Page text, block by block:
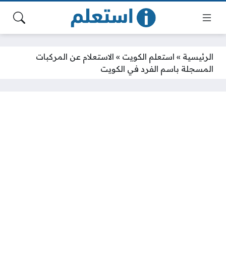
الرئيسية » استعلم الكويت » الاستعلام عن المركبات
المسجلة باسم الفرد في الكويت